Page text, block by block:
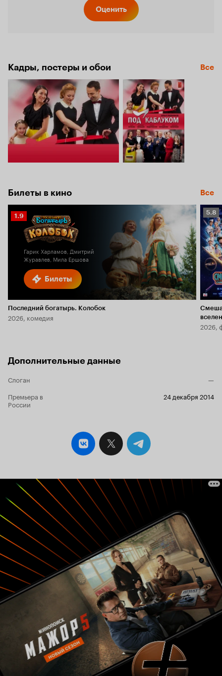
6.5
Оценить
Кадры, постеры и обои Все
Билеты в кино Все
Билеты
Рейтинг
Кинопоиска
1.9
Гарик Харламов, Дмитрий
Журавлев, Мила Ершова
Последний богатырь. Колобок
2026, комедия
5.8
5.8
2026,
Дополнительные данные
Слоган
—
Премьера в
России
24 декабря 2014